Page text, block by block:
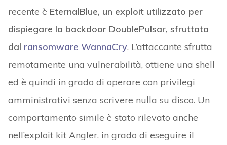
recente è EternalBlue, un exploit utilizzato per
dispiegare la backdoor DoublePulsar, sfruttata
dal ransomware WannaCry. L’attaccante sfrutta
remotamente una vulnerabilità, ottiene una shell
ed è quindi in grado di operare con privilegi
amministrativi senza scrivere nulla su disco. Un
comportamento simile è stato rilevato anche
nell’exploit kit Angler, in grado di eseguire il